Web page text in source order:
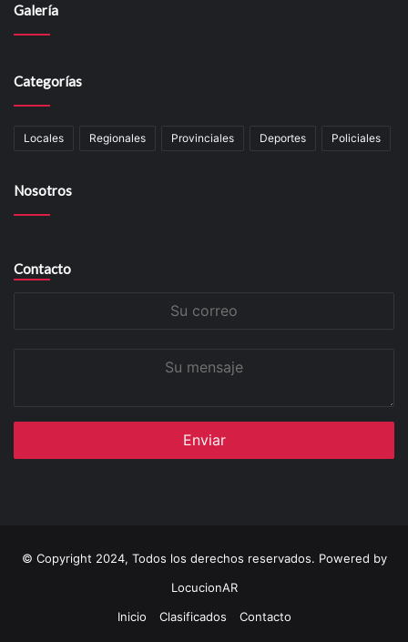
Galería
Categorías
Locales Regionales Provinciales Deportes Policiales
Nosotros
Contacto
© Copyright 2024, Todos los derechos reservados. Powered by
LocucionAR
Inicio
Clasificados Contacto